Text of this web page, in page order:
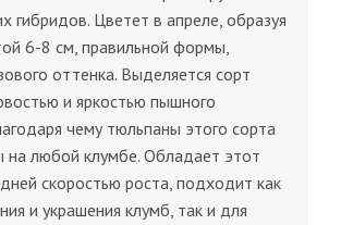
гибридов. Цветет в апреле, образуя
6-8 см, правильной формы,
оттенка. Выделяется сорт
и яркостью пышного
чему тюльпаны этого сорта
на любой клумбе. Обладает этот
скоростью роста, подходит как
и украшения клумб, так и для